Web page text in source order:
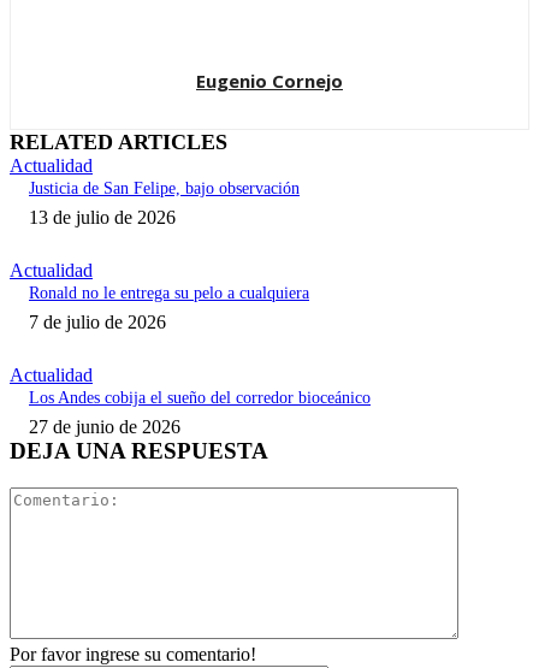
Eugenio Cornejo
RELATED ARTICLES
Actualidad
Justicia de San Felipe, bajo observación
13 de julio de 2026
Actualidad
Ronald no le entrega su pelo a cualquiera
7 de julio de 2026
Actualidad
Los Andes cobija el sueño del corredor bioceánico
27 de junio de 2026
DEJA UNA RESPUESTA
Por favor ingrese su comentario!